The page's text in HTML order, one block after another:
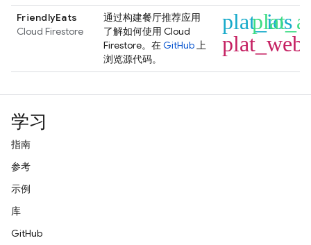
FriendlyEats
Cloud Firestore
通过构建餐厅推荐应用
了解如何使用 Cloud
Firestore。在GitHub上
浏览源代码。
plat_ios
plat_web
学习
指南
参考
示例
库
GitHub